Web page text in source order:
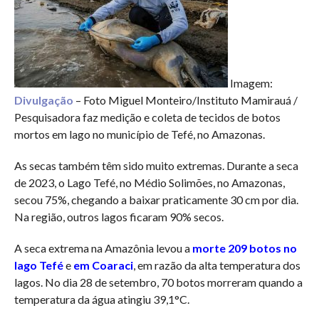
Imagem:
Divulgação – Foto Miguel Monteiro/Instituto Mamirauá /
Pesquisadora faz medição e coleta de tecidos de botos
mortos em lago no município de Tefé, no Amazonas.
As secas também têm sido muito extremas. Durante a seca
de 2023, o Lago Tefé, no Médio Solimões, no Amazonas,
secou 75%, chegando a baixar praticamente 30 cm por dia.
Na região, outros lagos ficaram 90% secos.
A seca extrema na Amazônia levou a morte 209 botos no
lago Tefée em Coaraci, em razão da alta temperatura dos
lagos. No dia 28 de setembro, 70 botos morreram quando a
temperatura da água atingiu 39,1°C.